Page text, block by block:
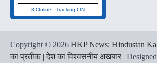
3 Online - Tracking ON
Copyright © 2026 HKP News: Hindustan Ka
का प्रतीक | देश का विश्वसनीय अखबार |